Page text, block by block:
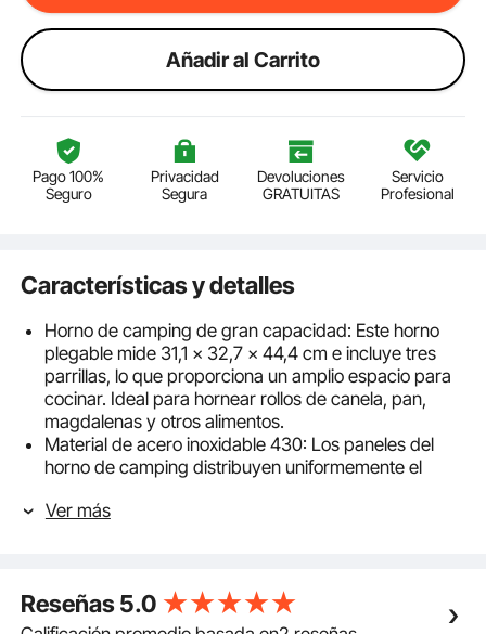
Añadir al Carrito
Pago 100%
Seguro
Privacidad
Segura
Devoluciones
GRATUITAS
Servicio
Profesional
Características y detalles
Horno de camping de gran capacidad: Este horno
plegable mide 31,1 x 32,7 x 44,4 cm e incluye tres
parrillas, lo que proporciona un amplio espacio para
cocinar. Ideal para hornear rollos de canela, pan,
magdalenas y otros alimentos.
Material de acero inoxidable 430: Los paneles del
horno de camping distribuyen uniformemente el
resistencia al calor. Es fácil de limpiar y resistente a la
calentamiento, como leña, parrilla de barbacoa,
estufa de leña y propano, compatible con diferentes
Ver más
Reseñas5.0